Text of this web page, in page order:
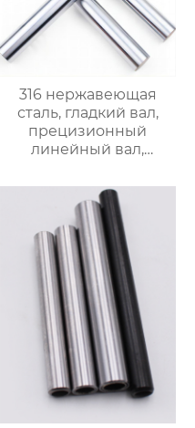
316 нержавеющая
сталь, гладкий вал,
прецизионный
линейный вал,
линейный
подшипниковый вал,
цельный
хромированный
полый вал.$950/Ton